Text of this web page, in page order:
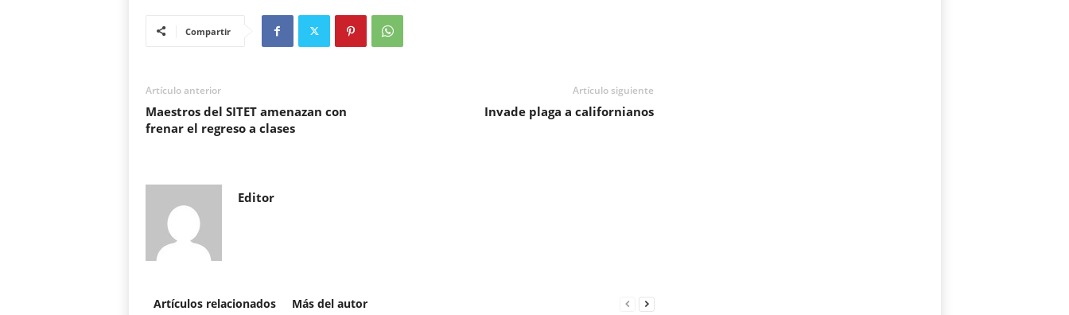
Compartir
Artículo anterior
Maestros del SITET amenazan con
frenar el regreso a clases
Artículo siguiente
Invade plaga a californianos
Editor
Artículos relacionados Más del autor